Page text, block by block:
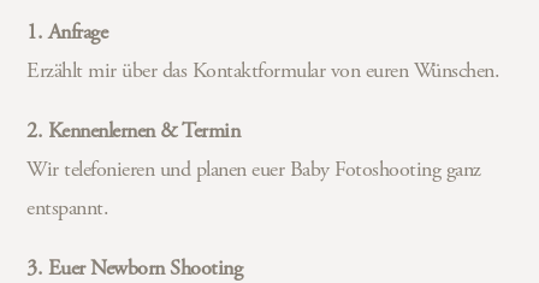
1. Anfrage
Erzählt mir über das Kontaktformular von euren Wünschen.
2. Kennenlernen & Termin
Wir telefonieren und planen euer Baby Fotoshooting ganz
entspannt.
3. Euer Newborn Shooting